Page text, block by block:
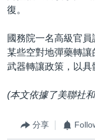
復。
國務院一名高級官
某些空對地彈藥轉讓
武器轉讓政策，以具
(本文依據了美聯社
分享